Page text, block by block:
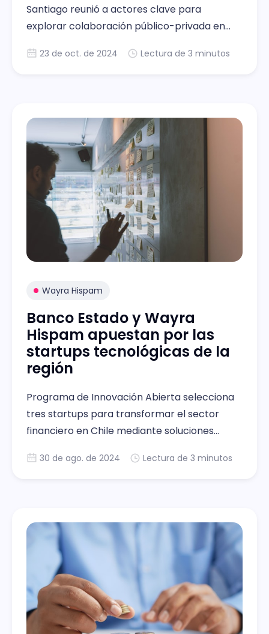
Santiago reunió a actores clave para
explorar colaboración público-privada en
23 de oct. de 2024 Lectura de 3 minutos
Wayra Hispam
Banco Estado y Wayra
Hispam apuestan por las
startups tecnológicas de la
región
Programa de Innovación Abierta selecciona
tres startups para transformar el sector
financiero en Chile mediante soluciones
30 de ago. de 2024 Lectura de 3 minutos